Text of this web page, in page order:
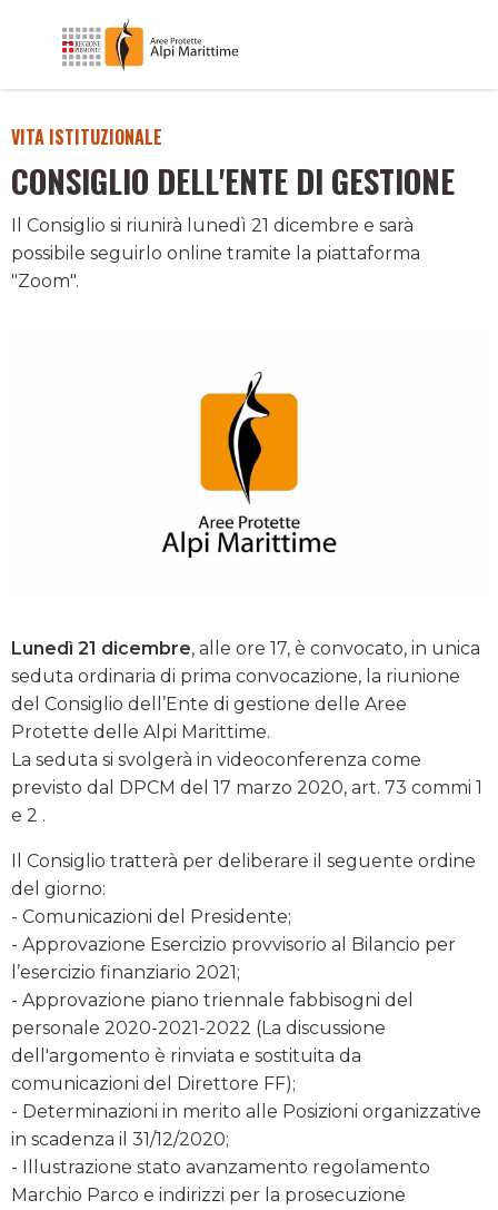
VITA ISTITUZIONALE
CONSIGLIO DELL'ENTE DI GESTIONE
Il Consiglio si riunirà lunedì 21 dicembre e sarà
possibile seguirlo online tramite la piattaforma
"Zoom".
Lunedì 21 dicembre, alle ore 17, è convocato, in unica
seduta ordinaria di prima convocazione, la riunione
del Consiglio dell’Ente di gestione delle Aree
Protette delle Alpi Marittime.
La seduta si svolgerà in videoconferenza come
previsto dal DPCM del 17 marzo 2020, art. 73 commi 1
e 2 .
Il Consiglio tratterà per deliberare il seguente ordine
del giorno:
- Comunicazioni del Presidente;
- Approvazione Esercizio provvisorio al Bilancio per
l’esercizio finanziario 2021;
- Approvazione piano triennale fabbisogni del
personale 2020-2021-2022 (La discussione
dell'argomento è rinviata e sostituita da
comunicazioni del Direttore FF);
- Determinazioni in merito alle Posizioni organizzative
in scadenza il 31/12/2020;
- Illustrazione stato avanzamento regolamento
Marchio Parco e indirizzi per la prosecuzione